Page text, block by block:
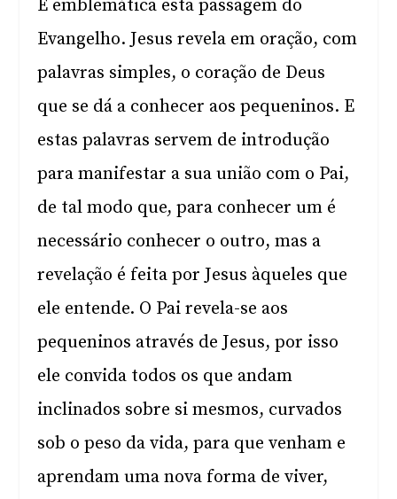
É emblemática esta passagem do
Evangelho. Jesus revela em oração, com
palavras simples, o coração de Deus
que se dá a conhecer aos pequeninos. E
estas palavras servem de introdução
para manifestar a sua união com o Pai,
de tal modo que, para conhecer um é
necessário conhecer o outro, mas a
revelação é feita por Jesus àqueles que
ele entende. O Pai revela-se aos
pequeninos através de Jesus, por isso
ele convida todos os que andam
inclinados sobre si mesmos, curvados
sob o peso da vida, para que venham e
aprendam uma nova forma de viver,